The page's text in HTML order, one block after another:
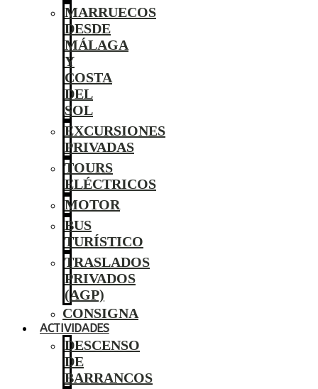
MARRUECOS
DESDE
MÁLAGA
Y
COSTA
DEL
SOL
EXCURSIONES
PRIVADAS
TOURS
ELÉCTRICOS
MOTOR
BUS
TURÍSTICO
TRASLADOS
PRIVADOS
(AGP)
CONSIGNA
ACTIVIDADES
DESCENSO
DE
BARRANCOS